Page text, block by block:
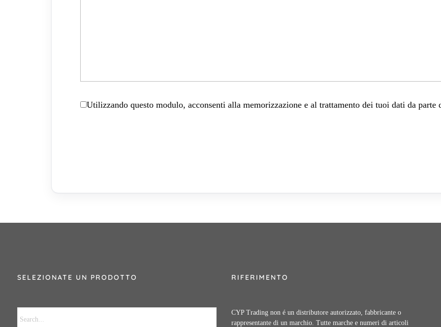
Utilizzando questo modulo, acconsenti alla memorizzazione e al trattamento dei tuoi dati da parte
SELEZIONATE UN PRODOTTO RIFERIMENTO
CYP Trading non é un distributore autorizzato, fabbricante o
rappresentante di un marchio. Tutte marche e numeri di articoli